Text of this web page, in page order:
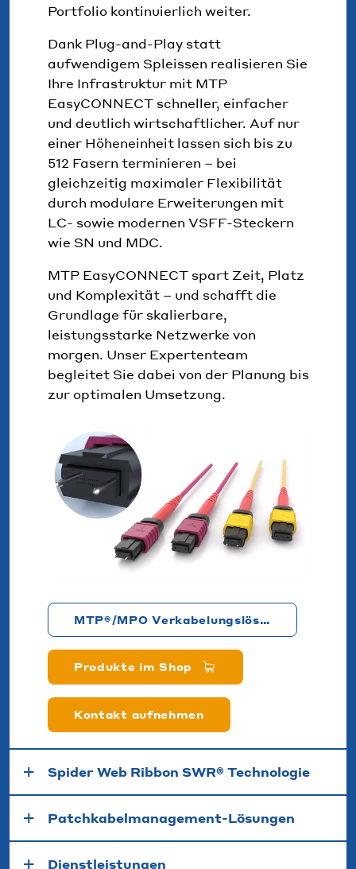
Portfolio kontinuierlich weiter.
Dank Plug-and-Play statt
aufwendigem Spleissen realisieren Sie
Ihre Infrastruktur mit MTP
EasyCONNECT schneller, einfacher
und deutlich wirtschaftlicher. Auf nur
einer Höheneinheit lassen sich bis zu
512 Fasern terminieren – bei
gleichzeitig maximaler Flexibilität
durch modulare Erweiterungen mit
LC- sowie modernen VSFF-Steckern
wie SN und MDC.
MTP EasyCONNECT spart Zeit, Platz
und Komplexität – und schafft die
Grundlage für skalierbare,
leistungsstarke Netzwerke von
morgen. Unser Expertenteam
begleitet Sie dabei von der Planung bis
zur optimalen Umsetzung.
MTP®/MPO Verkabelungslösungen
Produkte im Shop
Kontakt aufnehmen
Spider Web Ribbon SWR® Technologie
Patchkabelmanagement-Lösungen
Dienstleistungen